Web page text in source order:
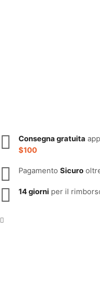
Consegna gratuita
$100
Pagamento Sicuro
14 giorni per il